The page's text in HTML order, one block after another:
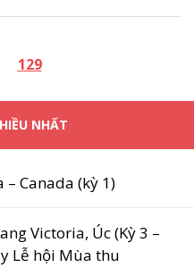
129
NHẤT
– Canada (kỳ 1)
Victoria, Úc (Kỳ 3 –
Lễ hội Mùa thu